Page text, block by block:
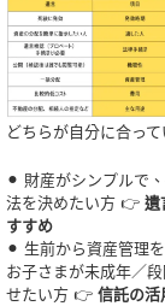
どちらが自分に合って
⚫︎ 財産がシンプルで
法を決めたい方 👉 遺
すすめ
⚫︎ 生前から資産管理
お子さまが未成年／
せたい方 👉 信託の活